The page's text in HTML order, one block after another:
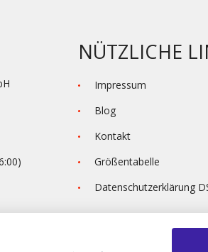
NÜTZLICHE
Impressum
Blog
Kontakt
Größentabelle
Datenschutzerklärung